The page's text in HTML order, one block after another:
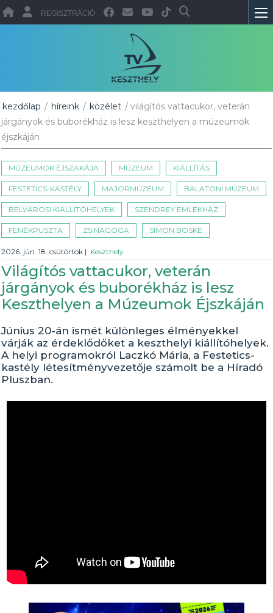
REGISZTRÁCIÓ
kezdőlap / híreink / közélet / világítós vattacukor, veterán
járgányok és buborékház is lesz keszthelyen a múzeumok
éjszkáján
MÚZEUMOK ÉJSZAKÁJA MÚZEUM KIÁLLÍTÁS
FESTETICS-KASTÉLY MAJORMÚZEUM BALATONI MÚZEUM
BELVÁROSI KIÁLLÍTÓHELYEK SZENDREY EMLÉKHÁZ
FENÉKPUSZTA ZSINAGÓGA SIMON BÖSKE
2026. jún. 18. csütörtök | Keszthely
Világítós vattacukor, veterán
járgányok és buborékház is lesz
Keszthelyen a Múzeumok Éjszkáján
Június 20-án ismét különleges élményekkel
várják az érdeklődőket a keszthelyi kiállítóhelyek.
A helyi programokról Laczkó Mária, a Festetics-
kastély létesítményvezetője számolt be a Híradó
Pluszban.